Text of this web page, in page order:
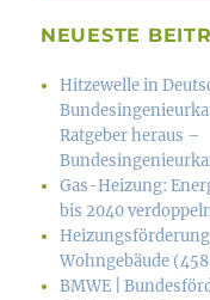
NEUESTE
Hitzewelle in
Ratgeber heraus –
Gas-Heizung:
bis 2040
Wohngebäude
BMWE |